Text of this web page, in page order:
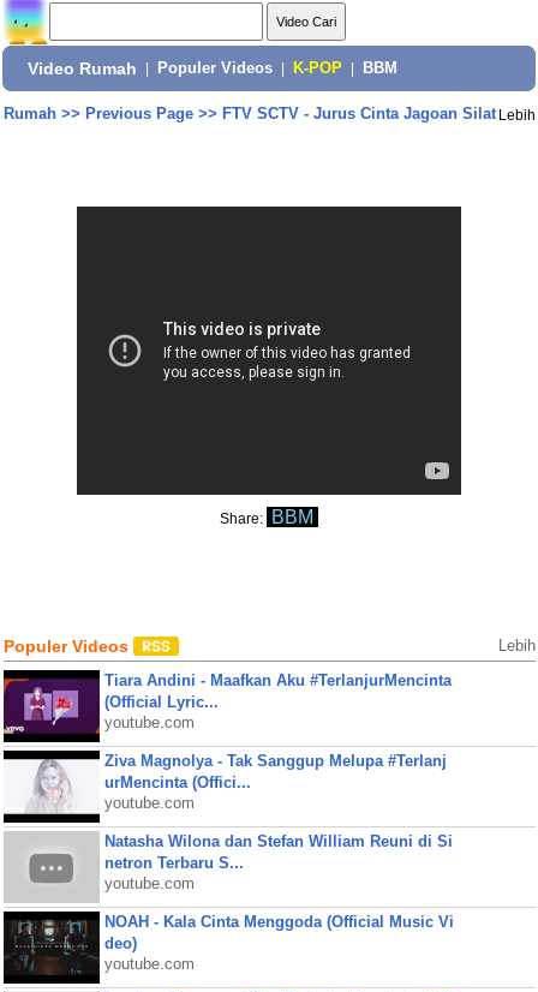
Video Rumah Populer Videos K-POP BBM
Rumah>> Previous Page>> FTV SCTV - Jurus Cinta Jagoan Silat Lebih
Share: BBM
Populer Videos Lebih
Tiara Andini - Maafkan Aku #TerlanjurMencinta
(Official Lyric...
youtube.com
Ziva Magnolya - Tak Sanggup Melupa #Terlanj
urMencinta (Offici...
youtube.com
Natasha Wilona dan Stefan William Reuni di Si
netron Terbaru S...
youtube.com
NOAH - Kala Cinta Menggoda (Official Music Vi
deo)
youtube.com